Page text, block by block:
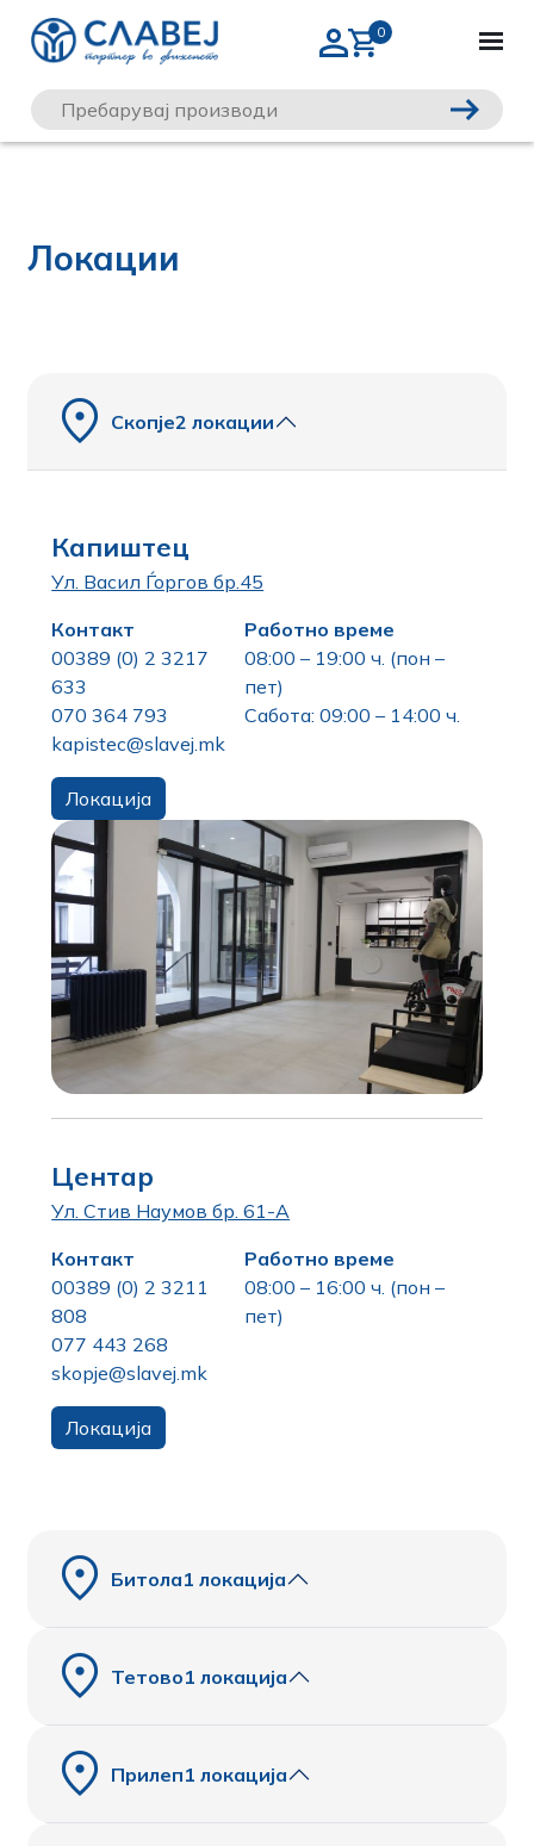
Локации
Скопје2 локации
Капиштец
Ул. Васил Ѓоргов бр.45
Контакт
00389 (0) 2 3217
633
070 364 793
kapistec@slavej.mk
Работно време
08:00 – 19:00 ч. (пон –
пет)
Сабота: 09:00 – 14:00 ч.
Локација
Центар
Ул. Стив Наумов бр. 61-А
Контакт
00389 (0) 2 3211
808
077 443 268
skopje@slavej.mk
Работно време
08:00 – 16:00 ч. (пон –
пет)
Локација
Битола1 локација
Тетово1 локација
Прилеп1 локација